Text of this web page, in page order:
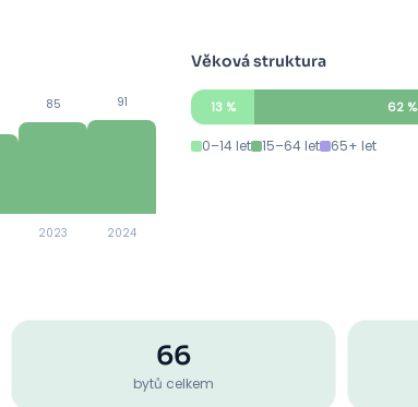
85
2023
91
2024
Věková struktura
13% 62%
0–14 let 15–64 let 65+ let
66
bytů celkem